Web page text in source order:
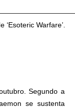
Warfare’.
Segundo a
se sustenta